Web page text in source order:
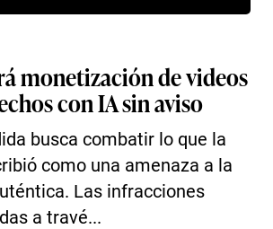
monetización de videos
con IA sin aviso
busca combatir lo que la
como una amenaza a la
Las infracciones
a travé...